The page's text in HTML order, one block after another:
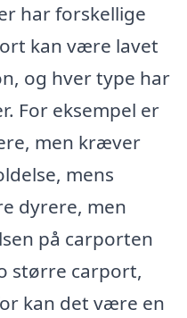
har forskellige
kan være lavet
og hver type har
For eksempel er
men kræver
mens
dyrere, men
på carporten
større carport,
kan det være en